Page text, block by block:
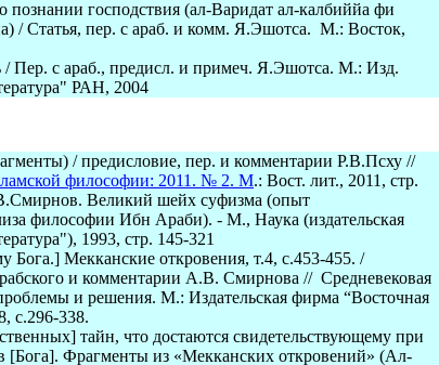
познании господствия (ал-Варидат ал-калбиййа фи
/ Статья, пер. с араб. и комм. Я.Эшотса. М.: Восток,
/ Пер. с араб., предисл. и примеч. Я.Эшотса. М.: Изд.
РАН, 2004
/ предисловие, пер. и комментарии Р.В.Псху //
философии: 2011. № 2. М.: Вост. лит., 2011, стр.
Великий шейх суфизма (опыт
философии Ибн Араби). - М., Наука (издательская
1993, стр. 145-321
Бога.] Мекканские откровения, т.4, с.453-455. /
и комментарии А.В. Смирнова // Средневековая
и решения. М.: Издательская фирма “Восточная
с.296-338.
тайн, что достаются свидетельствующему при
[Бога]. Фрагменты из «Мекканских откровений» (Ал-